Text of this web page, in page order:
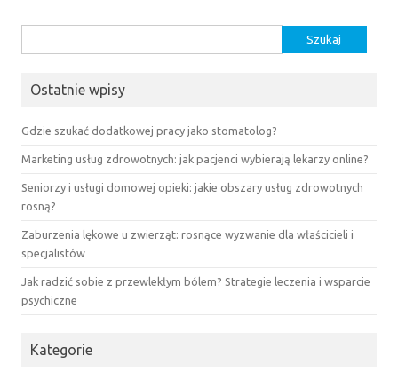
Ostatnie wpisy
Gdzie szukać dodatkowej pracy jako stomatolog?
Marketing usług zdrowotnych: jak pacjenci wybierają lekarzy online?
Seniorzy i usługi domowej opieki: jakie obszary usług zdrowotnych
rosną?
Zaburzenia lękowe u zwierząt: rosnące wyzwanie dla właścicieli i
specjalistów
Jak radzić sobie z przewlekłym bólem? Strategie leczenia i wsparcie
psychiczne
Kategorie